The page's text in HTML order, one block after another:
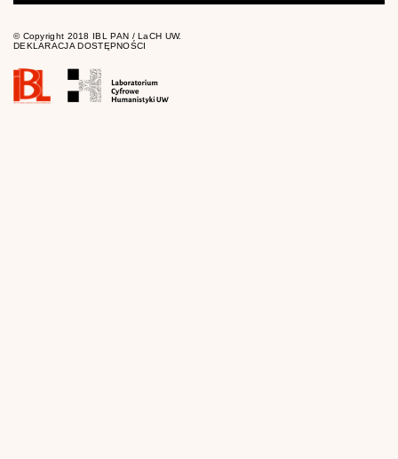
© Copyright 2018 IBL PAN / LaCH UW.
DEKLARACJA DOSTĘPNOŚCI